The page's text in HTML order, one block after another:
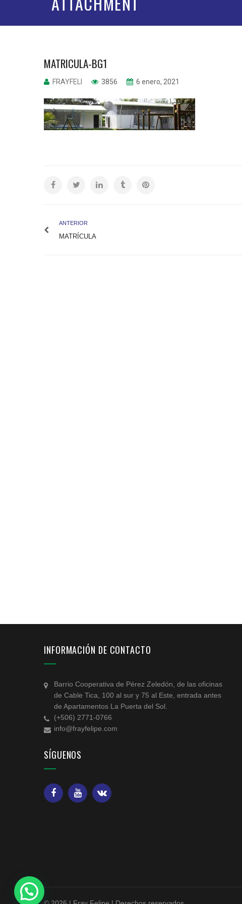
MATRICULA-BG1
FRAYFELI 3856 6 enero, 2021
ANTERIOR
MATRÍCULA
INFORMACIÓN DE CONTACTO
Barrio Cooperativa de Pérez Zeledón, de las oficinas
de Cable Tica, 100 al sur y 75 al Este, entrada antes
de Apartamentos La Puerta del Sol.
(+506) 2771-0766
info@frayfelipe.com
SÍGUENOS